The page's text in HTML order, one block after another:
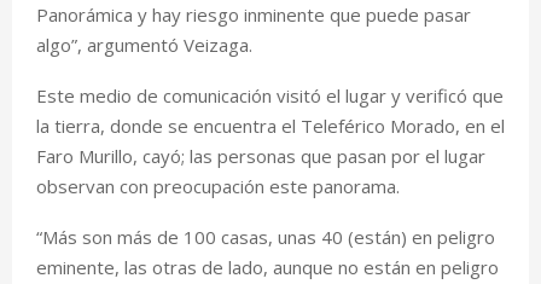
Panorámica y hay riesgo inminente que puede pasar
algo”, argumentó Veizaga.
Este medio de comunicación visitó el lugar y verificó que
la tierra, donde se encuentra el Teleférico Morado, en el
Faro Murillo, cayó; las personas que pasan por el lugar
observan con preocupación este panorama.
“Más son más de 100 casas, unas 40 (están) en peligro
eminente, las otras de lado, aunque no están en peligro